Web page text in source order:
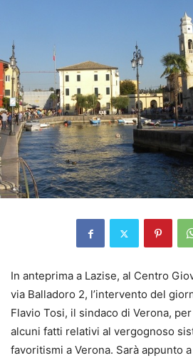
In anteprima a Lazise, al Centro
via Balladoro 2, l’intervento del
Flavio Tosi, il sindaco di Verona,
alcuni fatti relativi al vergognoso
favoritismi a Verona. Sarà appunto